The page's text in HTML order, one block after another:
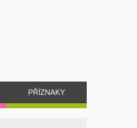
PŘÍZNAKY